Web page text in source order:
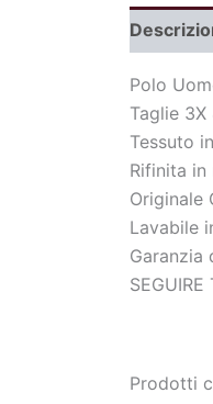
Polo
Taglie 3X
Tessuto
Rifinita
Originale
Lavabile
Garanzia
SEGUIRE
Prodotti